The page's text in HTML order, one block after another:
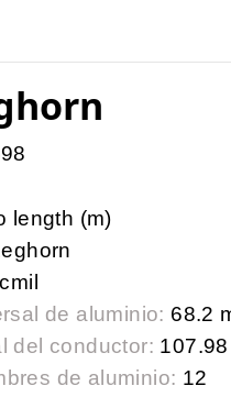
length (m)
de aluminio: 68.2
del conductor: 107.98
de aluminio: 12